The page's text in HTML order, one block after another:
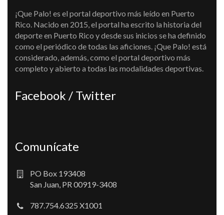
¡Que Palo! es el portal deportivo más leído en Puerto
Rico. Nacido en 2015, el portal ha escrito la historia del
deporte en Puerto Rico y desde sus inicios se ha definido
como el periódico de todas las aficiones. ¡Que Palo! está
considerado, además, como el portal deportivo más
completo y abierto a todas las modalidades deportivas.
Facebook / Twitter
Comunícate
PO Box 193408
San Juan, PR 00919-3408
787.754.6325 X1001